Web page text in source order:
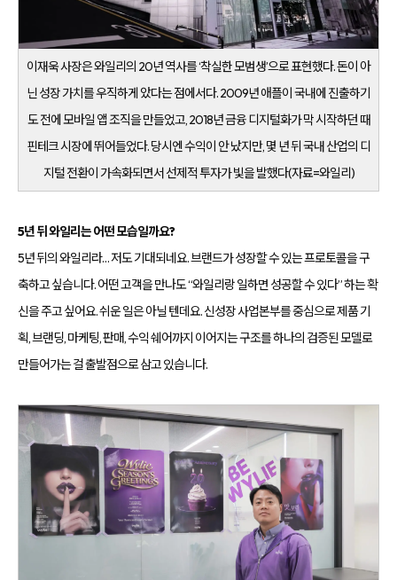
이재욱 사장은 와일리의 20년 역사를 ‘착실한 모범생’으로 표현했다. 돈이 아
닌 성장 가치를 우직하게 았다는 점에서다. 2009년 애플이 국내에 진출하기
도 전에 모바일 앱 조직을 만들었고, 2018년 금융 디지털화가 막 시작하던 때
핀테크 시장에 뛰어들었다. 당시엔 수익이 안 났지만, 몇 년 뒤 국내 산업의 디
지털 전환이 가속화되면서 선제적 투자가 빛을 발했다(자료=와일리)
5년 뒤 와일리는 어떤 모습일까요?
5년 뒤의 와일리라… 저도 기대되네요. 브랜드가 성장할 수 있는 프로토콜을 구
축하고 싶습니다. 어떤 고객을 만나도 “와일리랑 일하면 성공할 수 있다” 하는 확
신을 주고 싶어요. 쉬운 일은 아닐 텐데요. 신성장 사업본부를 중심으로 제품 기
획, 브랜딩, 마케팅, 판매, 수익 쉐어까지 이어지는 구조를 하나의 검증된 모델로
만들어가는 걸 출발점으로 삼고 있습니다.